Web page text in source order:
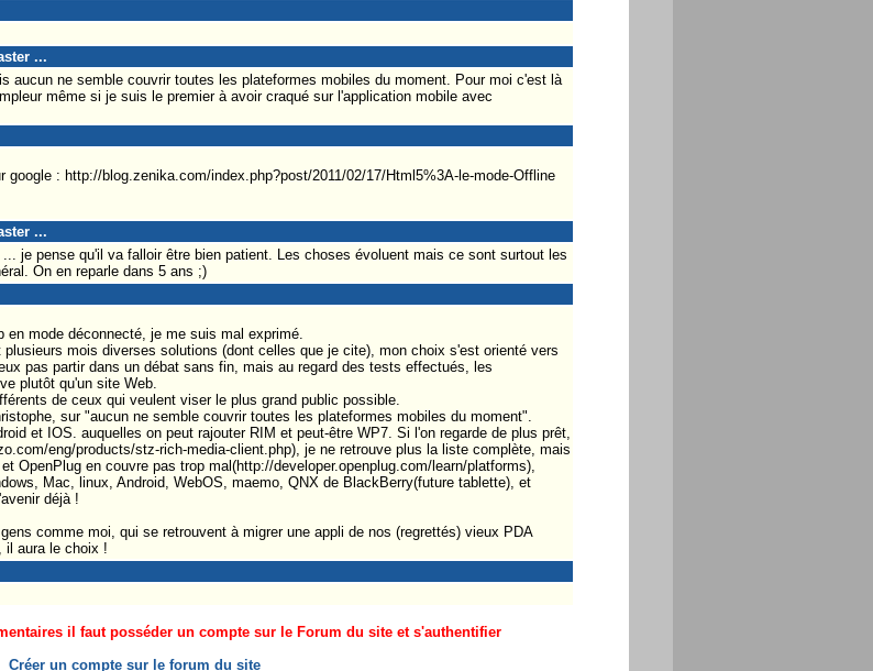
...
aucun ne semble couvrir toutes les plateformes mobiles du moment. Pour moi c'est là
même si je suis le premier à avoir craqué sur l'application mobile avec
: http://blog.zenika.com/index.php?post/2011/02/17/Html5%3A-le-mode-Offline
...
je pense qu'il va falloir être bien patient. Les choses évoluent mais ce sont surtout les
On en reparle dans 5 ans ;)
mode déconnecté, je me suis mal exprimé.
mois diverses solutions (dont celles que je cite), mon choix s'est orienté vers
pas partir dans un débat sans fin, mais au regard des tests effectués, les
plutôt qu'un site Web.
de ceux qui veulent viser le plus grand public possible.
sur "aucun ne semble couvrir toutes les plateformes mobiles du moment".
et IOS. auquelles on peut rajouter RIM et peut-être WP7. Si l'on regarde de plus prêt,
eng/products/stz-rich-media-client.php), je ne retrouve plus la liste complète, mais
OpenPlug en couvre pas trop mal(http://developer.openplug.com/learn/platforms),
Mac, linux, Android, WebOS, maemo, QNX de BlackBerry(future tablette), et
déjà !
comme moi, qui se retrouvent à migrer une appli de nos (regrettés) vieux PDA
il aura le choix !
il faut posséder un compte sur le Forum du site et s'authentifier
Créer un compte sur le forum du site